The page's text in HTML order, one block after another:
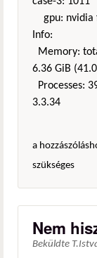
gpu: nvidia
Info:
Memory:
6.36 GiB
Processes:
3.3.34
a
szükséges
Nem
Beküldte